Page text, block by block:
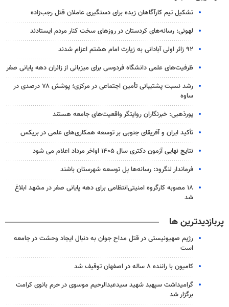
تشکیل تیم کارآگاهان زبده برای دستگیری عاملان قتل رجب‌زاده
لهونی: رسانه‌های کردستان در روزهای سخت کنار مردم ایستادند
۹۲ زائر اولی آبادانی به زیارت امام هشتم اعزام شدند
ظرفیت‌های علمی دانشگاه فردوسی برای میزبانی از زائران دهه پایانی صفر
رشد نسبت پشتیبانی تأمین اجتماعی در مرکزی؛ پوشش ۷۸ درصدی در
ساوه
پورذهبی: خبرنگاران روایتگر واقعیت‌های جامعه‌ هستند
تأکید ایران و آفریقای جنوبی بر توسعه همکاری‌های علمی در بریکس
نتایج نهایی آزمون دکتری سال ۱۴۰۵ اواخر مرداد اعلام می شود
فرماندار لنگرود: رسانه‌ها پل توسعه شهرستان باشند
۱۸ مصوبه کارگروه امنیتی‌انتظامی برای دهه پایانی صفر در مشهد ابلاغ
شد
پربازدیدترین ها
رژیم صهیونیستی در قتل مداح جوان به دنبال ایجاد وحشت در جامعه
است
کامیون با راننده ۸ ساله در اصفهان توقیف شد
گرامیداشت سپهبد شهید سیدعبدالرحیم موسوی در حرم بانوی کرامت
برگزار شد